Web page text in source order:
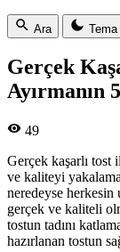
Ara Tema
Gerçek
Ayırmanın
49
Gerçek kaşarlı tost
ve kaliteyi
neredeyse
gerçek ve kaliteli
tostun tadını
hazırlanan tostun